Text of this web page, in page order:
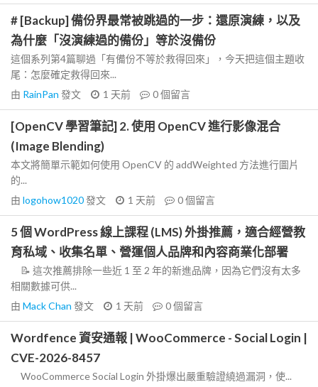
# [Backup] 備份界最常被跳過的一步：還原演練，以及
為什麼「沒演練過的備份」等於沒備份
這個系列第4篇聊過「有備份不等於救得回來」，今天把這個主題收
尾：怎麼確定救得回來...
由 RainPan 發文 1 天前 0個留言
[OpenCV 學習筆記] 2. 使用 OpenCV 進行影像混合
(Image Blending)
本文將簡單示範如何使用 OpenCV 的 addWeighted 方法進行圖片
的...
由 logohow1020發文 1 天前 0個留言
5 個 WordPress 線上課程 (LMS) 外掛推薦，適合經營教
育私域、收集名單、營運個人品牌和內容商業化部署
📝 這次推薦排除一些近 1 至 2 年的新進品牌，因為它們沒有太多
相關數據可供...
由 Mack Chan 發文 1 天前 0個留言
Wordfence 資安通報 | WooCommerce - Social Login |
CVE-2026-8457
WooCommerce Social Login 外掛爆出嚴重驗證繞過漏洞，使...